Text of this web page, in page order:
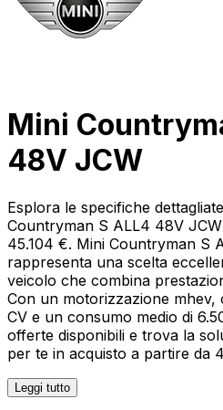
Mini
48V JCW
Esplora le specifiche
Countryman S ALL4 48V
45.104 €. Mini Countryman S
rappresenta una scelta
veicolo che combina
Con un motorizzazione
CV e un consumo medio di
offerte disponibili e trova la
per te in acquisto a partire da
Leggi tutto